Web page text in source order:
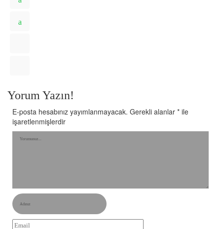
Yorum Yazın!
E-posta hesabınız yayımlanmayacak. Gerekli alanlar * ile
işaretlenmişlerdir